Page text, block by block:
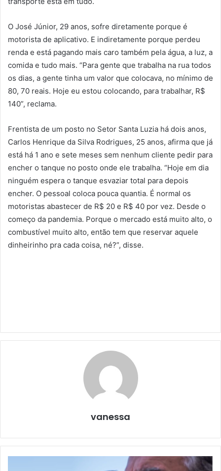
O José Júnior, 29 anos, sofre diretamente porque é
motorista de aplicativo. E indiretamente porque perdeu
renda e está pagando mais caro também pela água, a luz, a
comida e tudo mais. “Para gente que trabalha na rua todos
os dias, a gente tinha um valor que colocava, no mínimo de
80, 70 reais. Hoje eu estou colocando, para trabalhar, R$
140”, reclama.
Frentista de um posto no Setor Santa Luzia há dois anos,
Carlos Henrique da Silva Rodrigues, 25 anos, afirma que já
está há 1 ano e sete meses sem nenhum cliente pedir para
encher o tanque no posto onde ele trabalha. “Hoje em dia
ninguém espera o tanque esvaziar total para depois
encher. O pessoal coloca pouca quantia. É normal os
motoristas abastecer de R$ 20 e R$ 40 por vez. Desde o
começo da pandemia. Porque o mercado está muito alto, o
combustível muito alto, então tem que reservar aquele
dinheirinho pra cada coisa, né?”, disse.
vanessa